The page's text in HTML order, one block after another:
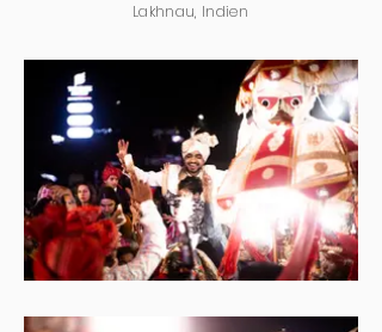
Lakhnau, Indien